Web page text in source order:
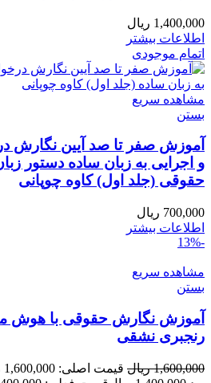
1,400,000 ریال
اطلاعات بیشتر
اتمام موجودی
مشاهده سریع
بستن
آموزش صفر تا صد آیین
و اجرایی به زبان ساده دستور
حقوقی (جلد اول) کاوه چوپانی
700,000 ریال
اطلاعات بیشتر
-13%
مشاهده سریع
بستن
آموزش نگارش حقوقی با هوش
رنجبری نشقی
1,600,000 ریال